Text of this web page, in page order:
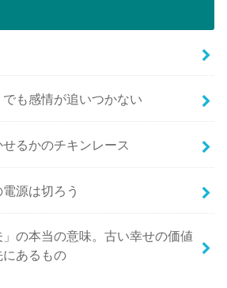
も感情が追いつかない
るかのチキンレース
源は切ろう
」の本当の意味。古い幸せの価値
あるもの